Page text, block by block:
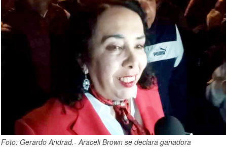
Foto: Gerardo Andrad.- Araceli Brown se declara ganadora